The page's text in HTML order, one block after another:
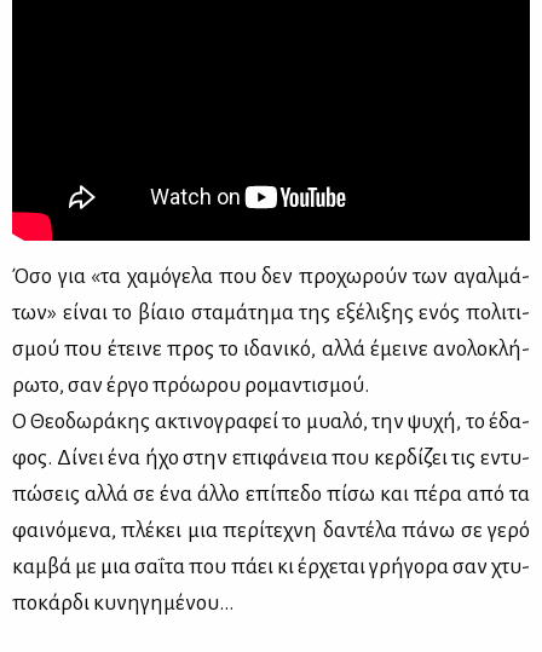
Όσο για «τα χα­μό­γε­λα που δεν προ­χω­ρούν των αγαλ­μά­
των» εί­ναι το βί­αιο στα­μά­τη­μα της εξέ­λι­ξης ενός πο­λι­τι­
σμού που έτει­νε προς το ιδα­νι­κό, αλ­λά έμει­νε ανο­λο­κλή­
ρω­το, σαν έρ­γο πρό­ω­ρου ρο­μα­ντι­σμού.
Ο Θε­ο­δω­ρά­κης ακτι­νο­γρα­φεί το μυα­λό, την ψυ­χή, το έδα­
φος. Δί­νει ένα ήχο στην επι­φά­νεια που κερ­δί­ζει τις εντυ­
πώ­σεις αλ­λά σε ένα άλ­λο επί­πε­δο πί­σω και πέ­ρα από τα
φαι­νό­με­να, πλέ­κει μια πε­ρί­τε­χνη δα­ντέ­λα πά­νω σε γε­ρό
καμ­βά με μια σα­ΐ­τα που πά­ει κι έρ­χε­ται γρή­γο­ρα σαν χτυ­
πο­κάρ­δι κυ­νη­γη­μέ­νου…